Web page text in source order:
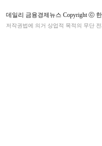
데일리 금융경제뉴스 Copyright ⓒ
저작권법에 의거 상업적 목적의 무단